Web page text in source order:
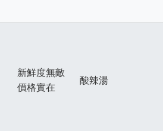
新鮮度無敵
價格實在
酸辣湯